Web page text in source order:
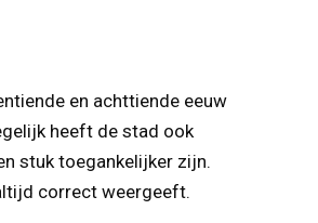
en achttiende eeuw
heeft de stad ook
stuk toegankelijker zijn.
correct weergeeft.